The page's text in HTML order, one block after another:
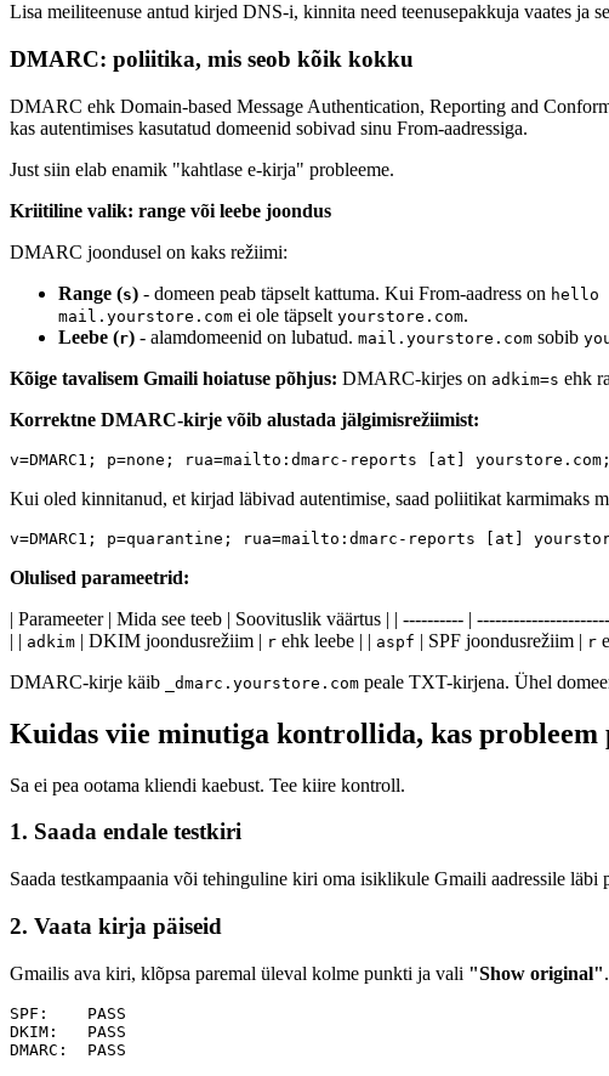
Lisa meiliteenuse antud kirjed DNS-i, kinnita need teenusepakkuja vaates ja
DMARC: poliitika, mis seob kõik kokku
DMARC ehk Domain-based Message Authentication, Reporting and
kas autentimises kasutatud domeenid sobivad sinu From-aadressiga.
Just siin elab enamik "kahtlase e-kirja" probleeme.
Kriitiline valik: range või leebe joondus
DMARC joondusel on kaks režiimi:
Range (s) - domeen peab täpselt kattuma. Kui From-aadress on hello
mail.yourstore.com ei ole täpselt yourstore.com.
Leebe (r) - alamdomeenid on lubatud. mail.yourstore.com sobib
Kõige tavalisem Gmaili hoiatuse põhjus: DMARC-kirjes on adkim=s ehk
Korrektne DMARC-kirje võib alustada jälgimisrežiimist:
Kui oled kinnitanud, et kirjad läbivad autentimise, saad poliitikat karmimaks
Olulised parameetrid:
| Parameeter | Mida see teeb | Soovituslik väärtus | | ---------- |
| | adkim | DKIM joondusrežiim | r ehk leebe | | aspf | SPF joondusrežiim | r
DMARC-kirje käib
_dmarc.yourstore.com peale TXT-kirjena. Ühel
Kuidas viie minutiga kontrollida, kas probleem
Sa ei pea ootama kliendi kaebust. Tee kiire kontroll.
1. Saada endale testkiri
Saada testkampaania või tehinguline kiri oma isiklikule Gmaili aadressile
2. Vaata kirja päiseid
Gmailis ava kiri, klõpsa paremal üleval kolme punkti ja vali "Show original"
SPF:    PASS
DKIM:   PASS